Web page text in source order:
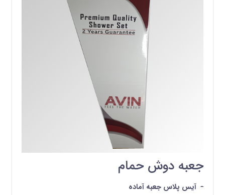
جعبه دوش حمام
- آیس پلاس جعبه آماده